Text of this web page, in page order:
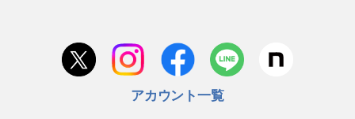
アカウント一覧